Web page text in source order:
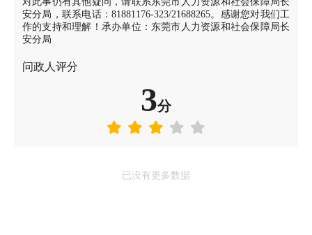
安分局，联系电话：81881176-323/21688265。感谢您对我们工
作的支持和理解！承办单位：东莞市人力资源和社会保障局长
安分局
问政人评分
3分
已没有更多数据